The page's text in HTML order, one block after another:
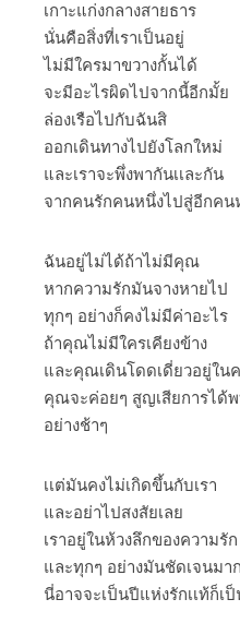
เกาะแก่งกลางสายธาร
นั่นคือสิ่งที่เราเป็นอยู่
ไม่มีใครมาขวางกั้นได้
จะมีอะไรผิดไปจากนี้อีกมั้ย
ล่องเรือไปกับฉันสิ
ออกเดินทางไปยังโลกใหม่
และเราจะพึ่งพากันเเละกัน
จากคนรักคนหนึ่งไปสู่อีกคน
ฉันอยู่ไม่ได้ถ้าไม่มีคุณ
หากความรักมันจางหายไป
ทุกๆ อย่างก็คงไม่มีค่าอะไร
ถ้าคุณไม่มีใครเคียงข้าง
และคุณเดินโดดเดี่ยวอยู่ใน
คุณจะค่อยๆ สูญเสียการได้พ
อย่างช้าๆ
เเต่มันคงไม่เกิดขึ้นกับเรา
และอย่าไปสงสัยเลย
เราอยู่ในห้วงลึกของความรั
และทุกๆ อย่างมันชัดเจนมาก
นี่อาจจะเป็นปีแห่งรักเเท้ก็เ